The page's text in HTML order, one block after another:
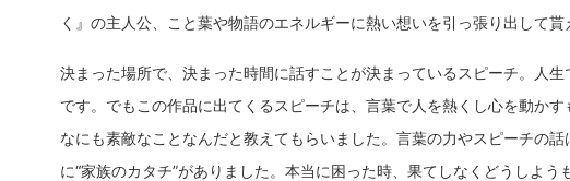
く』の主人公、こと葉や物語のエネルギーに熱い想いを引っ張り出して貰
決まった場所で、決まった時間に話すことが決まっているスピーチ。人
です。でもこの作品に出てくるスピーチは、言葉で人を熱くし心を動か
なにも素敵なことなんだと教えてもらいました。言葉の力やスピーチの
に“家族のカタチ”がありました。本当に困った時、果てしなくどうしよ